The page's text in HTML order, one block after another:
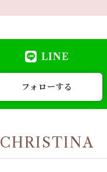
LINE
フォローする
CHRISTINA